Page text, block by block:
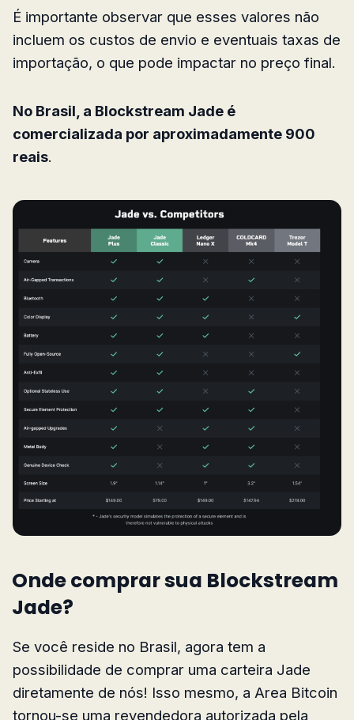
É importante observar que esses valores não
incluem os custos de envio e eventuais taxas de
importação, o que pode impactar no preço final.
No Brasil, a Blockstream Jade é
comercializada por aproximadamente 900
reais.
Onde comprar sua Blockstream
Jade?
Se você reside no Brasil, agora tem a
possibilidade de comprar uma carteira Jade
diretamente de nós! Isso mesmo, a Area Bitcoin
tornou-se uma revendedora autorizada pela